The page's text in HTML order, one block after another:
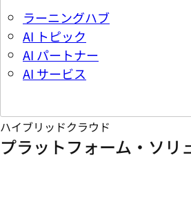
ラーニングハブ
AI トピック
AI パートナー
AI サービス
ハイブリッドクラウド
プラットフォーム・ソリ